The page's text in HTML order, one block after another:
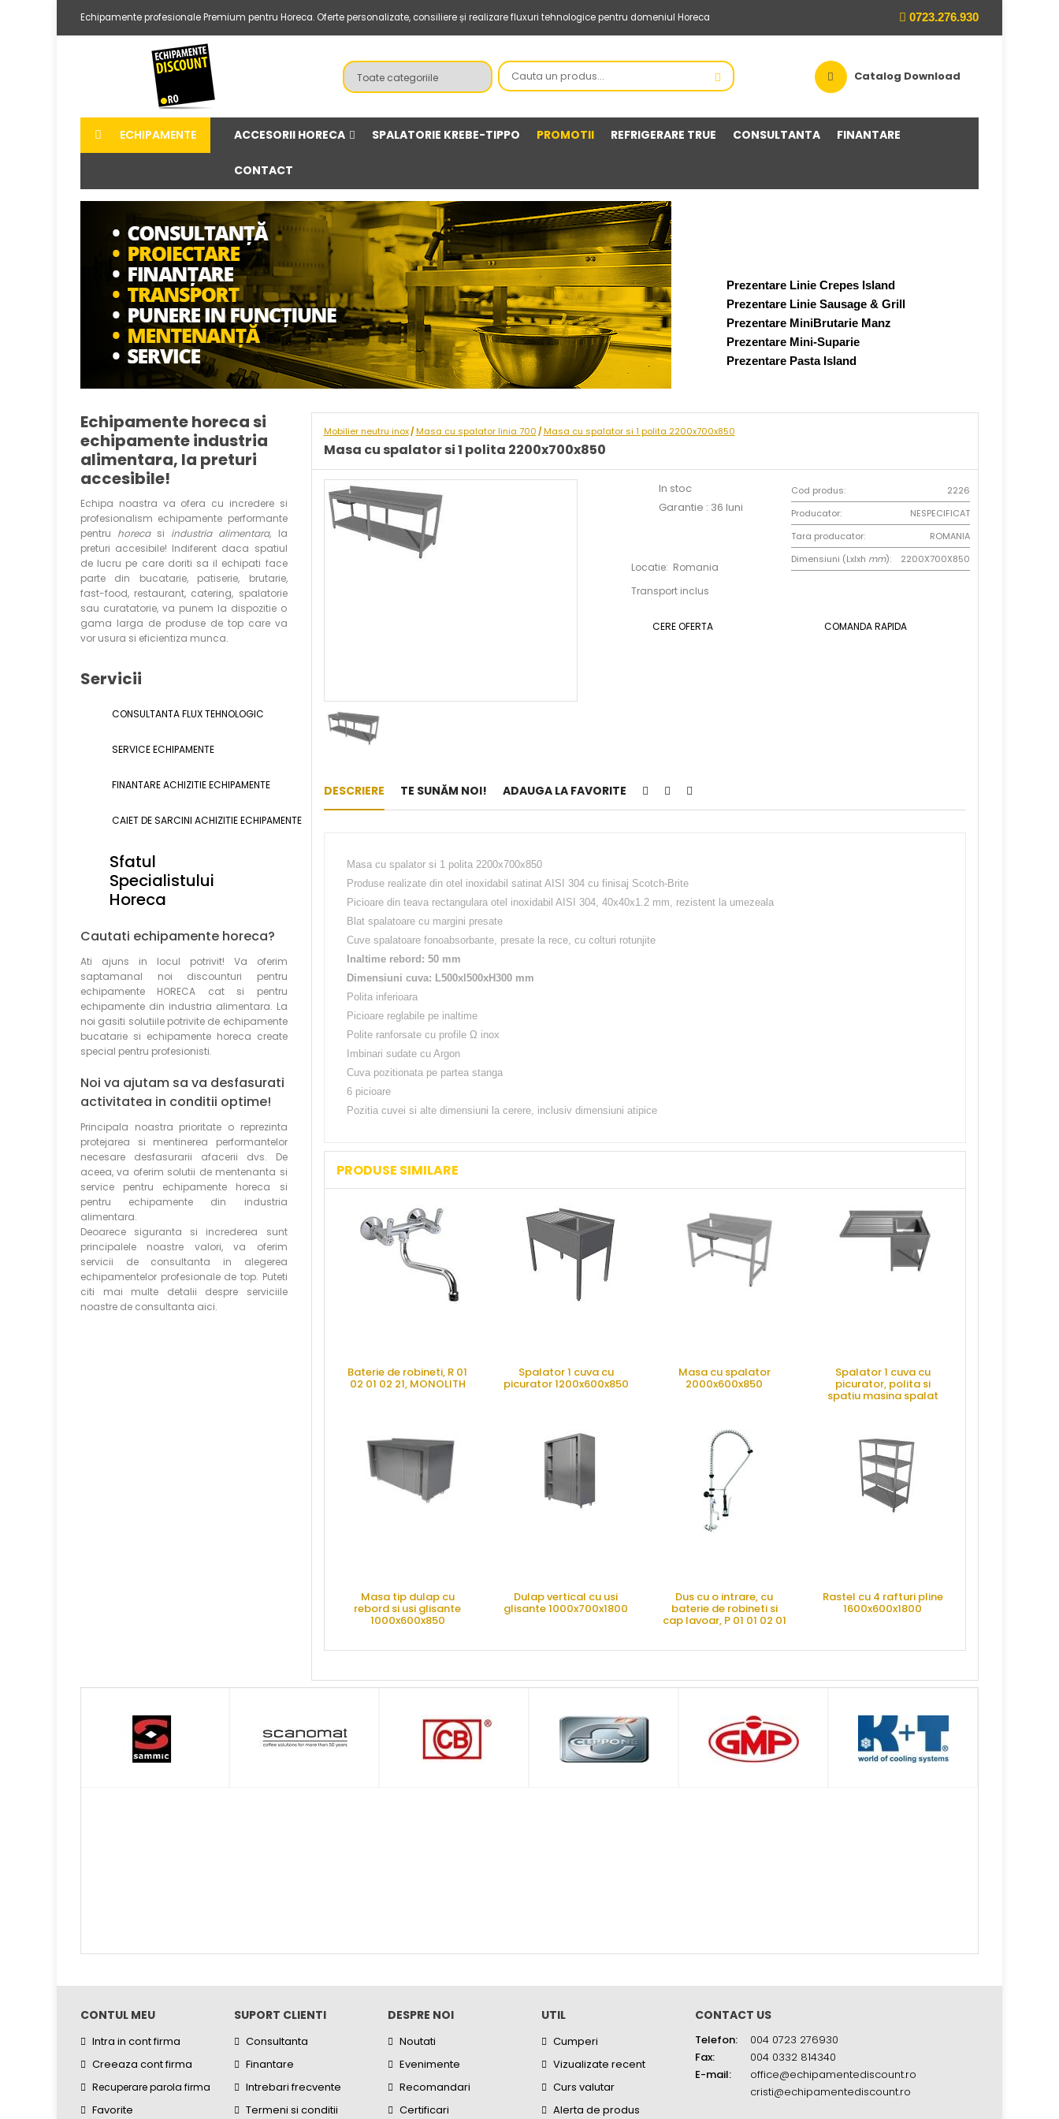
Echipamente profesionale Premium pentru Horeca. Oferte personalizate, consiliere și realizare fluxuri tehnologice pentru domeniul Horeca 0723.276.930
Catalog Download
ECHIPAMENTE ACCESORII HORECA SPALATORIE KREBE-TIPPO PROMOTII REFRIGERARE TRUE CONSULTANTA FINANTARE
CONTACT
Prezentare Linie Crepes Island
Prezentare Linie Sausage & Grill
Prezentare MiniBrutarie Manz
Prezentare Mini-Suparie
Prezentare Pasta Island
Echipamente horeca si
echipamente industria
alimentara, la preturi
accesibile!
Echipa noastra va ofera cu incredere si
profesionalism echipamente performante
pentru horecasi industria alimentara, la
preturi accesibile! Indiferent daca spatiul
de lucru pe care doriti sa il echipati face
parte din bucatarie, patiserie, brutarie,
fast-food, restaurant, catering, spalatorie
sau curatatorie, va punem la dispozitie o
gama larga de produse de top care va
vor usura si eficientiza munca.
Servicii
CONSULTANTA FLUX TEHNOLOGIC
SERVICE ECHIPAMENTE
FINANTARE ACHIZITIE ECHIPAMENTE
CAIET DE SARCINI ACHIZITIEECHIPAMENTE
Sfatul
Specialistului
Horeca
Cautati echipamente horeca?
Ati ajuns in locul potrivit! Va oferim
saptamanal noi discounturi pentru
echipamente HORECA cat si pentru
echipamente din industria alimentara. La
noi gasiti solutiile potrivite de echipamente
bucatarie si echipamente horeca create
special pentru profesionisti.
Noi va ajutam sa va desfasurati
activitatea in conditii optime!
Principala noastra prioritate o reprezinta
protejarea si mentinerea performantelor
necesare desfasurarii afacerii dvs. De
aceea, va oferim solutii de mentenanta si
service pentru echipamente horeca si
pentru echipamente din industria
alimentara.
Deoarece siguranta si increderea sunt
principalele noastre valori, va oferim
servicii de consultanta in alegerea
echipamentelor profesionale de top. Puteti
citi mai multe detalii despre serviciile
noastre de consultanta aici.
Mobilier neutru inox/Masa cu spalator linia 700 /Masa cu spalator si 1 polita 2200x700x850
Masa cu spalator si 1 polita 2200x700x850
In stoc
Garantie : 36 luni
Locatie: Romania
Transport inclus
Cod produs:
2226
Producator:
NESPECIFICAT
Tara producator:
ROMANIA
Dimensiuni (Lxlxh mm): 2200X700X850
CERE OFERTA COMANDA RAPIDA
DESCRIERE TE SUNĂM NOI! ADAUGA LA FAVORITE
Masa cu spalator si 1 polita 2200x700x850
Produse realizate din otel inoxidabil satinat AISI 304 cu finisaj Scotch-Brite
Picioare din teava rectangulara otel inoxidabil AISI 304, 40x40x1.2 mm, rezistent la umezeala
Blat spalatoare cu margini presate
Cuve spalatoare fonoabsorbante, presate la rece, cu colturi rotunjite
Inaltime rebord: 50 mm
Dimensiuni cuva: L500xl500xH300 mm
Polita inferioara
Picioare reglabile pe inaltime
Polite ranforsate cu profile Ω inox
Imbinari sudate cu Argon
Cuva pozitionata pe partea stanga
6 picioare
Pozitia cuvei si alte dimensiuni la cerere, inclusiv dimensiuni atipice
PRODUSE SIMILARE
Baterie de robineti, R 01
02 01 02 21, MONOLITH
Masa tip dulap cu
rebord si usi glisante
1000x600x850
Spalator 1 cuva cu
picurator 1200x600x850
Dulap vertical cu usi
glisante 1000x700x1800
Masa cu spalator
2000x600x850
Dus cu o intrare, cu
baterie de robineti si
cap lavoar, P 01 01 02 01
Spalator 1 cuva cu
picurator, polita si
spatiu masina spalat
Rastel cu 4 rafturi pline
1600x600x1800
CONTUL MEU
Intra in cont firma
Creeaza cont firma
Recuperare parola firma
Favorite
SUPORT CLIENTI
Consultanta
Finantare
Intrebari frecvente
Termeni si conditii
DESPRE NOI
Noutati
Evenimente
Recomandari
Certificari
UTIL
Cumperi
Vizualizate recent
Curs valutar
Alerta de produs
CONTACT US
Telefon:
004 0723 276930
Fax:
004 0332 814340
E-mail:
office@echipamentediscount.ro
cristi@echipamentediscount.ro